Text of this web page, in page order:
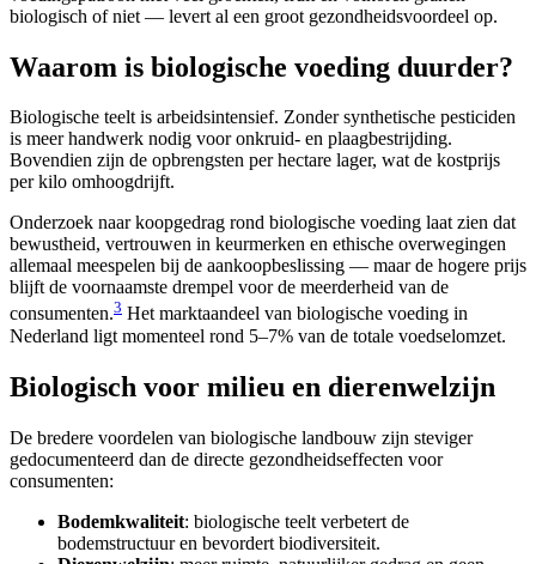
biologisch of niet — levert al een groot gezondheidsvoordeel op.
Waarom is biologische voeding duurder?
Biologische teelt is arbeidsintensief. Zonder synthetische pesticiden
is meer handwerk nodig voor onkruid- en plaagbestrijding.
Bovendien zijn de opbrengsten per hectare lager, wat de kostprijs
per kilo omhoogdrijft.
Onderzoek naar koopgedrag rond biologische voeding laat zien dat
bewustheid, vertrouwen in keurmerken en ethische overwegingen
allemaal meespelen bij de aankoopbeslissing — maar de hogere prijs
blijft de voornaamste drempel voor de meerderheid van de
consumenten.3 Het marktaandeel van biologische voeding in
Nederland ligt momenteel rond 5–7% van de totale voedselomzet.
Biologisch voor milieu en dierenwelzijn
De bredere voordelen van biologische landbouw zijn steviger
gedocumenteerd dan de directe gezondheidseffecten voor
consumenten:
Bodemkwaliteit: biologische teelt verbetert de
bodemstructuur en bevordert biodiversiteit.